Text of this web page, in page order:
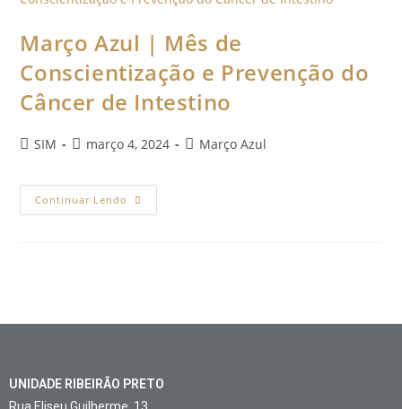
Março Azul | Mês de
Conscientização e Prevenção do
Câncer de Intestino
SIM março 4, 2024 Março Azul
Continuar Lendo
UNIDADE RIBEIRÃO PRETO